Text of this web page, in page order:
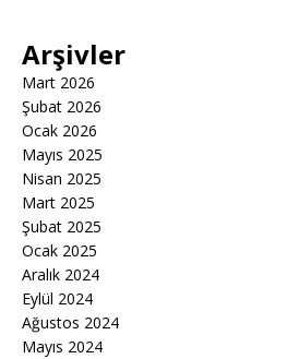
Arşivler
Mart 2026
Şubat 2026
Ocak 2026
Mayıs 2025
Nisan 2025
Mart 2025
Şubat 2025
Ocak 2025
Aralık 2024
Eylül 2024
Ağustos 2024
Mayıs 2024